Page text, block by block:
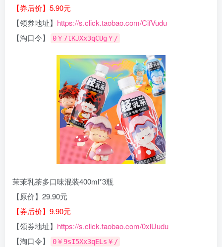
【券后价】5.90元
【领券地址】 https://s.click.taobao.com/CifVudu
【淘口令】
0￥7tKJXx3qCUg￥/
茉茉乳茶多口味混装400ml*3瓶
【原价】29.90元
【券后价】9.90元
【领券地址】 https://s.click.taobao.com/0xlUudu
【淘口令】
0￥9sI5Xx3qELs￥/